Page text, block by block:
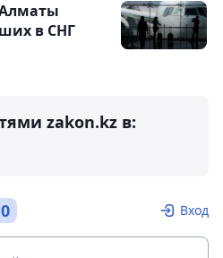
в СНГ
zakon.kz в:
0 Вход